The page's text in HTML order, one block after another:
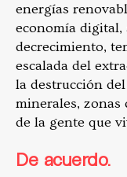
energías
economía digital,
decrecimiento,
escalada del
la destrucción
minerales, zonas
de la gente que
De acuerdo.